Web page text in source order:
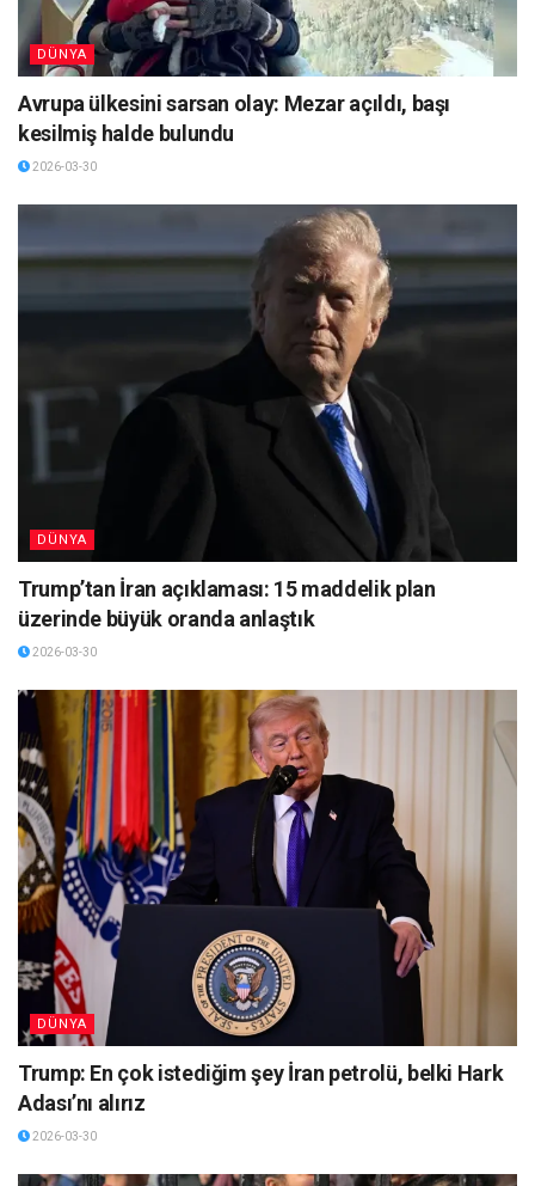
DÜNYA
Avrupa ülkesini sarsan olay: Mezar açıldı, başı
kesilmiş halde bulundu
2026-03-30
DÜNYA
Trump’tan İran açıklaması: 15 maddelik plan
üzerinde büyük oranda anlaştık
2026-03-30
DÜNYA
Trump: En çok istediğim şey İran petrolü, belki Hark
Adası’nı alırız
2026-03-30